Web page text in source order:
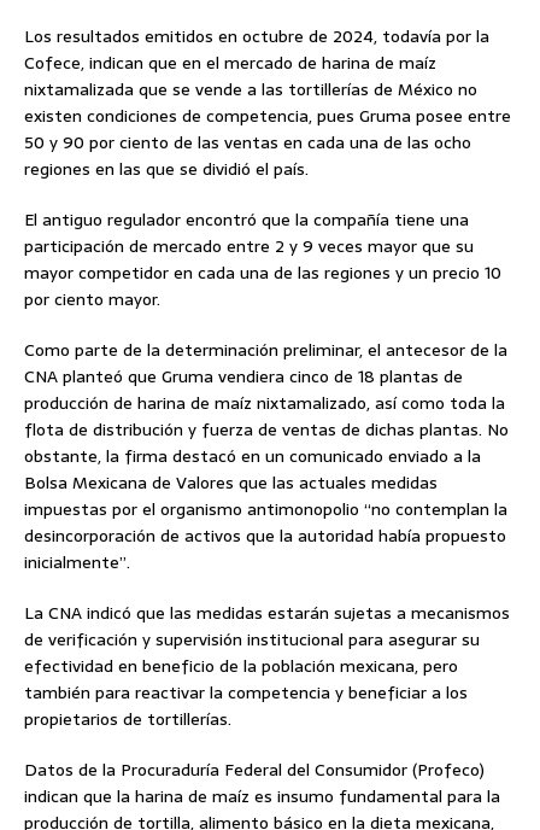
Los resultados emitidos en octubre de 2024, todavía por la
Cofece, indican que en el mercado de harina de maíz
nixtamalizada que se vende a las tortillerías de México no
existen condiciones de competencia, pues Gruma posee entre
50 y 90 por ciento de las ventas en cada una de las ocho
regiones en las que se dividió el país.
El antiguo regulador encontró que la compañía tiene una
participación de mercado entre 2 y 9 veces mayor que su
mayor competidor en cada una de las regiones y un precio 10
por ciento mayor.
Como parte de la determinación preliminar, el antecesor de la
CNA planteó que Gruma vendiera cinco de 18 plantas de
producción de harina de maíz nixtamalizado, así como toda la
flota de distribución y fuerza de ventas de dichas plantas. No
obstante, la firma destacó en un comunicado enviado a la
Bolsa Mexicana de Valores que las actuales medidas
impuestas por el organismo antimonopolio “no contemplan la
desincorporación de activos que la autoridad había propuesto
inicialmente”.
La CNA indicó que las medidas estarán sujetas a mecanismos
de verificación y supervisión institucional para asegurar su
efectividad en beneficio de la población mexicana, pero
también para reactivar la competencia y beneficiar a los
propietarios de tortillerías.
Datos de la Procuraduría Federal del Consumidor (Profeco)
indican que la harina de maíz es insumo fundamental para la
producción de tortilla, alimento básico en la dieta mexicana,